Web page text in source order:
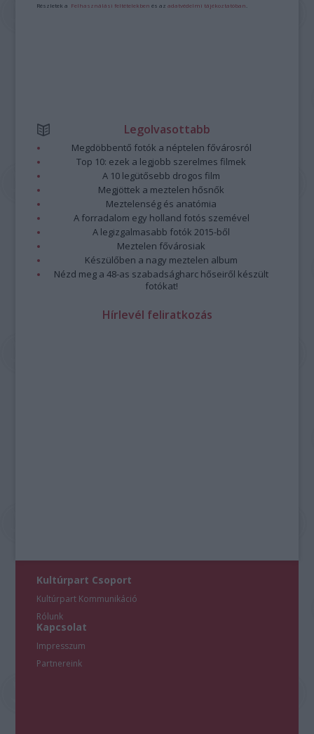
Részletek a Felhasználási feltételekben és azadatvédelmi tájékoztatóban
Legolvasottabb
Megdöbbentő fotók a néptelen fővárosról
Top 10: ezek a legjobb szerelmes filmek
A 10 legütősebb drogos film
Megjöttek a meztelen hősnők
Meztelenség és anatómia
A forradalom egy holland fotós szemével
A legizgalmasabb fotók 2015-ből
Meztelen fővárosiak
Készülőben a nagy meztelen album
Nézd meg a 48-as szabadságharc hőseiről készült
fotókat!
Hírlevél feliratkozás
Kultúrpart Csoport
Kultúrpart Kommunikáció
Rólunk
Kapcsolat
Impresszum
Partnereink